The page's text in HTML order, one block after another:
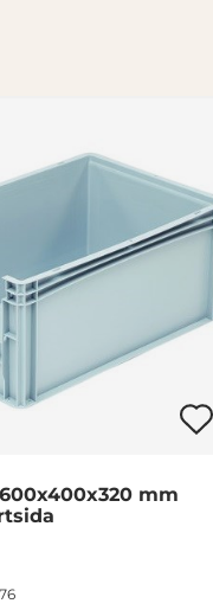
Rullager
Polyamid
125
mm